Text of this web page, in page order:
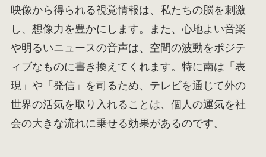
映像から得られる視覚情報は、私たちの脳を刺激
し、想像力を豊かにします。また、心地よい音楽
や明るいニュースの音声は、空間の波動をポジテ
ィブなものに書き換えてくれます。特に南は「表
現」や「発信」を司るため、テレビを通じて外の
世界の活気を取り入れることは、個人の運気を社
会の大きな流れに乗せる効果があるのです。